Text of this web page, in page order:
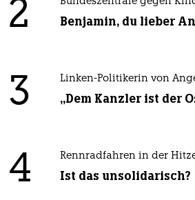
2 Benjamin, du lieber
3 Linken-Politikerin von
„Dem Kanzler ist der
4 Rennradfahren in der
Ist das unsolidarisch?